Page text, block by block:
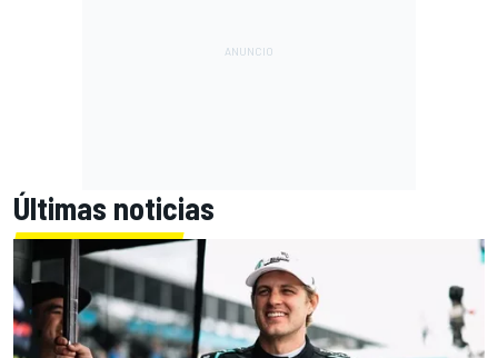
Últimas noticias